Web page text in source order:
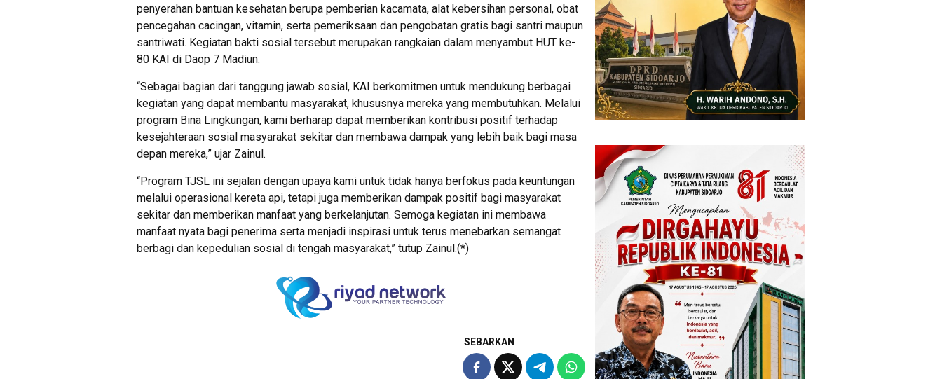
penyerahan bantuan kesehatan berupa pemberian kacamata, alat kebersihan personal, obat
pencegahan cacingan, vitamin, serta pemeriksaan dan pengobatan gratis bagi santri maupun
santriwati. Kegiatan bakti sosial tersebut merupakan rangkaian dalam menyambut HUT ke-
80 KAI di Daop 7 Madiun.
“Sebagai bagian dari tanggung jawab sosial, KAI berkomitmen untuk mendukung berbagai
kegiatan yang dapat membantu masyarakat, khususnya mereka yang membutuhkan. Melalui
program Bina Lingkungan, kami berharap dapat memberikan kontribusi positif terhadap
kesejahteraan sosial masyarakat sekitar dan membawa dampak yang lebih baik bagi masa
depan mereka,” ujar Zainul.
“Program TJSL ini sejalan dengan upaya kami untuk tidak hanya berfokus pada keuntungan
melalui operasional kereta api, tetapi juga memberikan dampak positif bagi masyarakat
sekitar dan memberikan manfaat yang berkelanjutan. Semoga kegiatan ini membawa
manfaat nyata bagi penerima serta menjadi inspirasi untuk terus menebarkan semangat
berbagi dan kepedulian sosial di tengah masyarakat,” tutup Zainul.(*)
SEBARKAN